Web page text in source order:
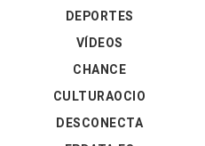
DEPORTES
VÍDEOS
CHANCE
CULTURAOCIO
DESCONECTA